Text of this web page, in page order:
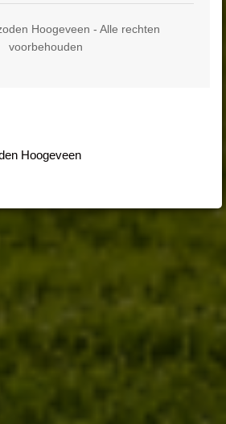
Hoogeveen - Alle rechten
voorbehouden
Hoogeveen